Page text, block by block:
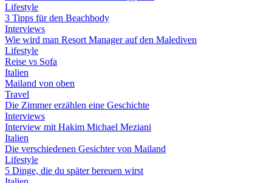
Lifestyle
3 Tipps für den Beachbody
Interviews
Wie wird man Resort Manager auf den Malediven
Lifestyle
Reise vs Sofa
Italien
Mailand von oben
Travel
Die Zimmer erzählen eine Geschichte
Interviews
Interview mit Hakim Michael Meziani
Italien
Die verschiedenen Gesichter von Mailand
Lifestyle
5 Dinge, die du später bereuen wirst